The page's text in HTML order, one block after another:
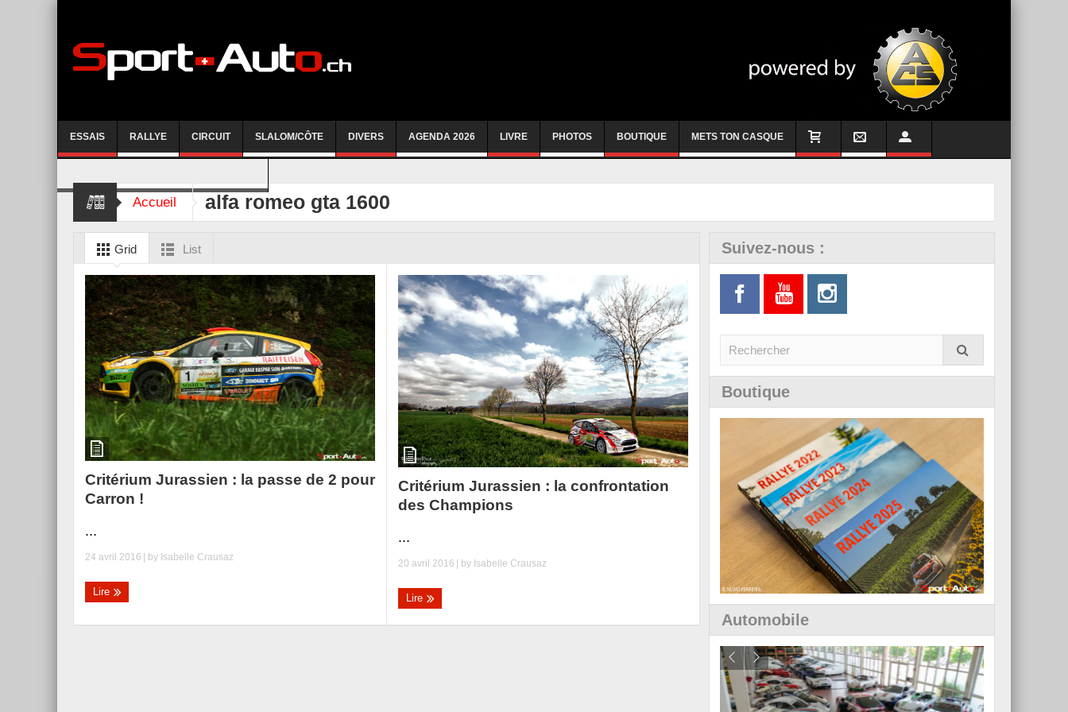
ESSAIS RALLYE CIRCUIT SLALOM/CÔTE DIVERS AGENDA 2026 LIVRE PHOTOS BOUTIQUE METS TON CASQUE
Accueil alfa romeo gta 1600
Grid List
Critérium Jurassien : la passe de 2 pour
Carron !
...
24 avril 2016 | by Isabelle Crausaz
Lire
Critérium Jurassien : la confrontation
des Champions
...
20 avril 2016 | by Isabelle Crausaz
Lire
Suivez-nous :
Boutique
Automobile